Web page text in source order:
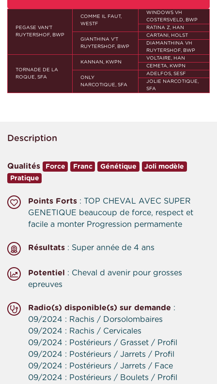
PEGASE VAN'T
RUYTERSHOF, BWP
COMME IL FAUT,
WESTF
WINDOWS VH
COSTERSVELD, BWP
RATINA Z, HAN
GIANTHINA V'T
RUYTERSHOF, BWP
CARTANI, HOLST
DIAMANTHINA VH
RUYTERSHOF, BWP
TORNADE DE LA
ROQUE, SFA
KANNAN, KWPN
VOLTAIRE, HAN
CEMETA, KWPN
ONLY
NARCOTIQUE, SFA
ADELFOS, SESF
JOLIE NARCOTIQUE,
SFA
Description
Qualités Force Franc Génétique
Joli modèle
Pratique
Points Forts : TOP CHEVAL AVEC SUPER
GENETIQUE beaucoup de force, respect et
facile a monter Progression permamente
Résultats : Super année de 4 ans
Potentiel
: Cheval d avenir pour grosses
epreuves
Radio(s) disponible(s) sur demande :
09/2024 : Rachis / Dorsolombaires
09/2024 : Rachis / Cervicales
09/2024 : Postérieurs / Grasset / Profil
09/2024 : Postérieurs / Jarrets / Profil
09/2024 : Postérieurs / Jarrets / Face
09/2024 : Postérieurs / Boulets / Profil